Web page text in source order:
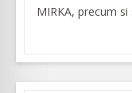
MIRKA, precum